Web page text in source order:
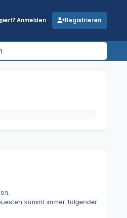
Anmelden Registrieren
kommt immer folgender